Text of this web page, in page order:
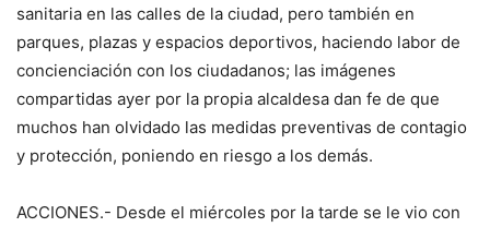
sanitaria en las calles de la ciudad, pero también en
parques, plazas y espacios deportivos, haciendo labor de
concienciación con los ciudadanos; las imágenes
compartidas ayer por la propia alcaldesa dan fe de que
muchos han olvidado las medidas preventivas de contagio
y protección, poniendo en riesgo a los demás.
ACCIONES.- Desde el miércoles por la tarde se le vio con